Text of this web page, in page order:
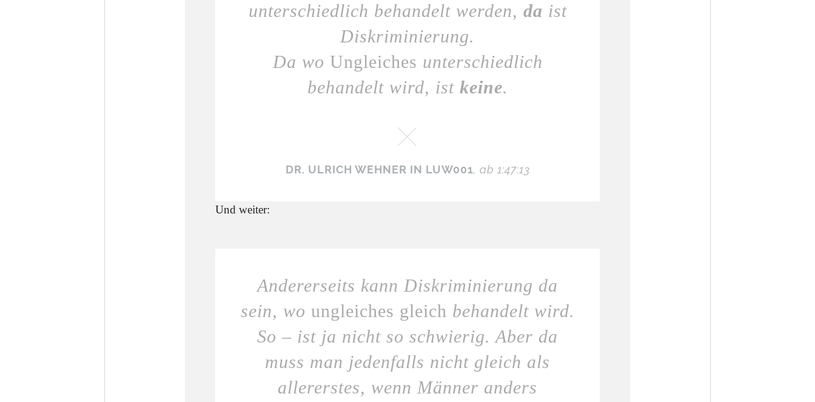
unterschiedlich behandelt werden, da ist
Diskriminierung.
Da wo Ungleiches unterschiedlich
behandelt wird, ist keine.
DR. ULRICH WEHNER IN LUW001, ab 1:47:13
Und weiter:
Andererseits kann Diskriminierung da
sein, wo ungleiches gleich behandelt wird.
So – ist ja nicht so schwierig. Aber da
muss man jedenfalls nicht gleich als
allererstes, wenn Männer anders